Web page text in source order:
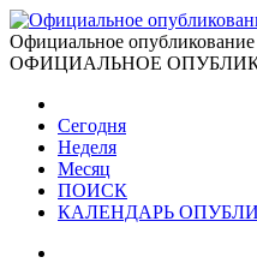
Официальное
ОФИЦИАЛЬНОЕ
Сегодня
Неделя
Месяц
ПОИСК
КАЛЕНДАРЬ